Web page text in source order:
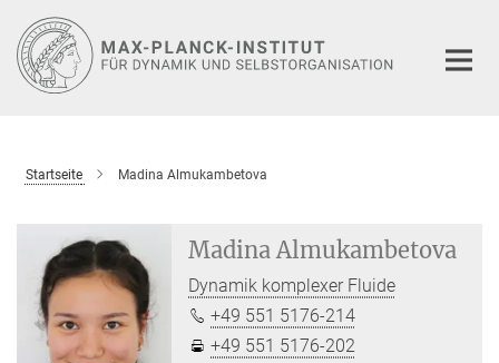
Hauptinhalt
Startseite Madina Almukambetova
Madina Almukambetova
Dynamik komplexer Fluide
+49 551 5176-214
+49 551 5176-202